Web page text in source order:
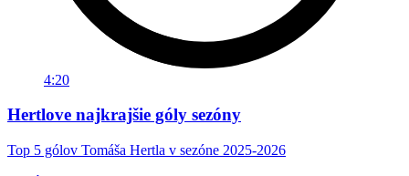
4:20
Hertlove najkrajšie góly sezóny
Top 5 gólov Tomáša Hertla v sezóne 2025-2026